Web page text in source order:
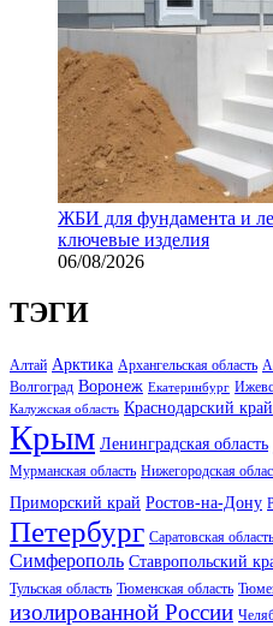
ЖБИ для фундамента и
ключевые изделия
06/08/2026
ТЭГИ
Алтай Арктика Архангельская область
Волгоград Воронеж Екатеринбург
Калужская область Краснодарский край
Крым Ленинградская область
Мурманская область Нижегородская
Приморский край Ростов-на-Дону
Петербург Саратовская область
Симферополь Ставропольский
Тульская область Тюменская область
изолированной России